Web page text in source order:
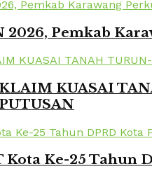
2026, Pemkab
KUASAI
Ke-25 Tahun